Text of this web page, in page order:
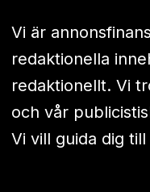
Vi är
redaktionella
redaktionellt. Vi
och vår
Vi vill guida dig